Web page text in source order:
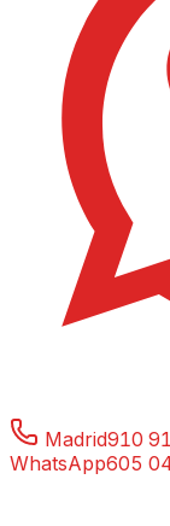
Madrid910
WhatsApp605